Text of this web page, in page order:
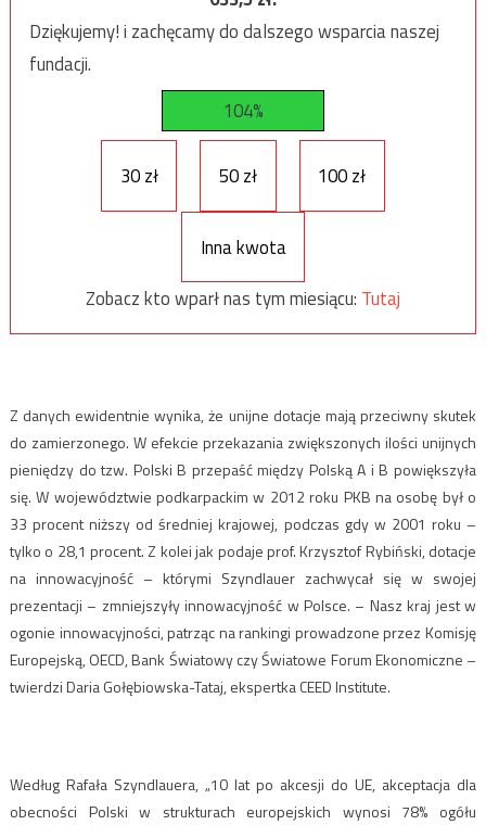
Dziękujemy! i zachęcamy do dalszego wsparcia naszej
fundacji.
104%
30 zł 50 zł 100 zł
Inna kwota
Zobacz kto wparł nas tym miesiącu: Tutaj
Z danych ewidentnie wynika, że unijne dotacje mają przeciwny skutek
do zamierzonego. W efekcie przekazania zwiększonych ilości unijnych
pieniędzy do tzw. Polski B przepaść między Polską A i B powiększyła
się. W województwie podkarpackim w 2012 roku PKB na osobę był o
33 procent niższy od średniej krajowej, podczas gdy w 2001 roku –
tylko o 28,1 procent. Z kolei jak podaje prof. Krzysztof Rybiński, dotacje
na innowacyjność – którymi Szyndlauer zachwycał się w swojej
prezentacji – zmniejszyły innowacyjność w Polsce. – Nasz kraj jest w
ogonie innowacyjności, patrząc na rankingi prowadzone przez Komisję
Europejską, OECD, Bank Światowy czy Światowe Forum Ekonomiczne –
twierdzi Daria Gołębiowska-Tataj, ekspertka CEED Institute.
Według Rafała Szyndlauera, „10 lat po akcesji do UE, akceptacja dla
obecności Polski w strukturach europejskich wynosi 78% ogółu